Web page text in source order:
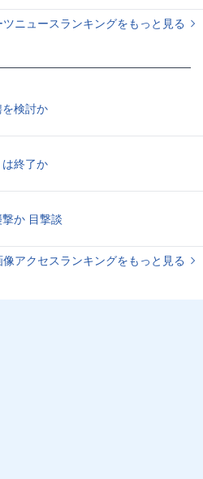
ツニュースランキングをもっと見る
検討か
終了か
か 目撃談
像アクセスランキングをもっと見る